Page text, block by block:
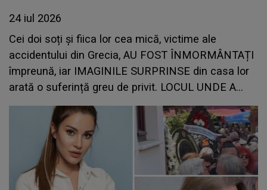
24 iul 2026
Cei doi soți și fiica lor cea mică, victime ale
accidentului din Grecia, AU FOST ÎNMORMÂNTAȚI
împreună, iar IMAGINILE SURPRINSE din casa lor
arată o suferință greu de privit. LOCUL UNDE A
FOST AȘEZAT sicriul bebelușului îți frânge inima